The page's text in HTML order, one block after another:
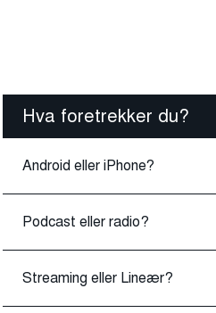
Hva foretrekker du?
Android eller iPhone?
Podcast eller radio?
Streaming eller Lineær?